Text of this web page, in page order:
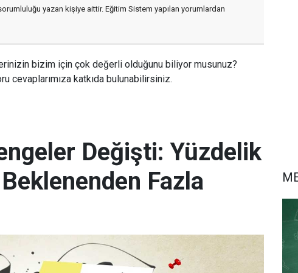
yazan kişiye aittir. Eğitim Sistem yapılan yorumlardan
bizim için çok değerli olduğunu biliyor musunuz?
cevaplarımıza katkıda bulunabilirsiniz.
Değişti: Yüzdelik
Fazla